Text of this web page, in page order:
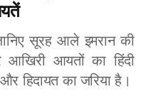
सूरह आले इमरान की
आयतों का हिंदी
हिदायत का जरिया है।